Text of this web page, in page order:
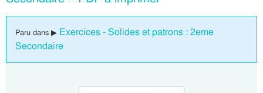
Paru dans ▶ Exercices - Solides et patrons : 2eme
Secondaire